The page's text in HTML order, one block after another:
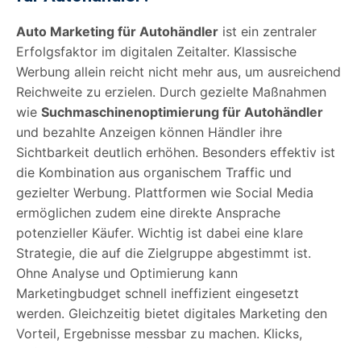
Auto Marketing für Autohändler ist ein zentraler
Erfolgsfaktor im digitalen Zeitalter. Klassische
Werbung allein reicht nicht mehr aus, um ausreichend
Reichweite zu erzielen. Durch gezielte Maßnahmen
wie Suchmaschinenoptimierung für Autohändler
und bezahlte Anzeigen können Händler ihre
Sichtbarkeit deutlich erhöhen. Besonders effektiv ist
die Kombination aus organischem Traffic und
gezielter Werbung. Plattformen wie Social Media
ermöglichen zudem eine direkte Ansprache
potenzieller Käufer. Wichtig ist dabei eine klare
Strategie, die auf die Zielgruppe abgestimmt ist.
Ohne Analyse und Optimierung kann
Marketingbudget schnell ineffizient eingesetzt
werden. Gleichzeitig bietet digitales Marketing den
Vorteil, Ergebnisse messbar zu machen. Klicks,